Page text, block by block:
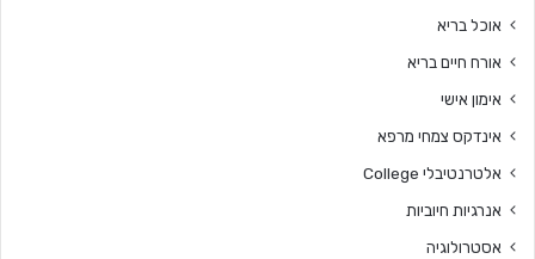
אוכל בריא
אורח חיים בריא
אימון אישי
אינדקס צמחי מרפא
אלטרנטיבלי College
אנרגיות חיוביות
אסטרולוגיה